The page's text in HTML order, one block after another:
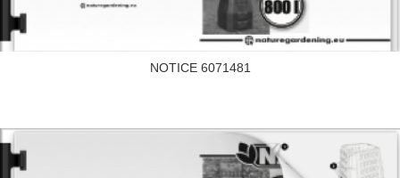
NOTICE 6071481